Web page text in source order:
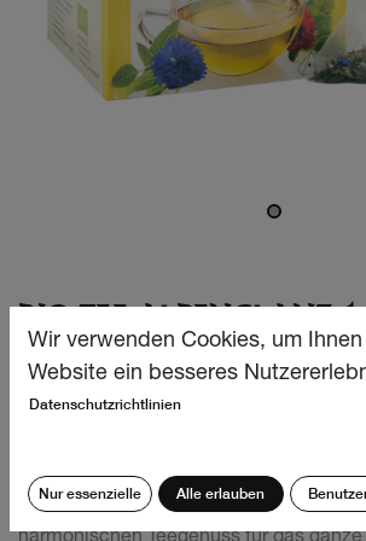
BIO TEE ALPENGLANZ
Unsere erfrischend-aromatische und
abgestimmte Kräuter-Komposition,
jedes Gemüt und beschert einen
Wir verwenden Cookies, um
Website ein besseres
Datenschutzrichtlinien
Nur essenzielle Alle erlauben